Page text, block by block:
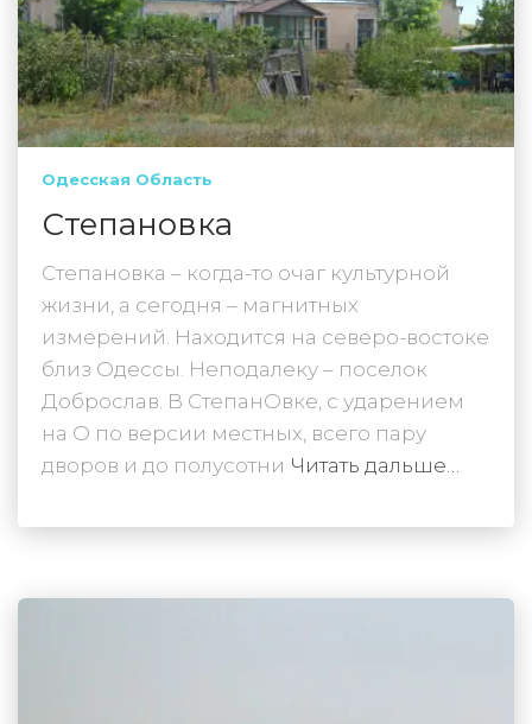
Одесская Область
Степановка
Степановка – когда-то очаг культурной
жизни, а сегодня – магнитных
измерений. Находится на северо-востоке
близ Одессы. Неподалеку – поселок
Доброслав. В СтепанОвке, с ударением
на О по версии местных, всего пару
дворов и до полусотни Читать дальше…